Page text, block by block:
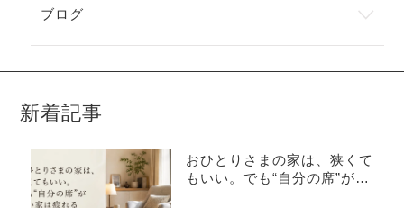
ブログ
新着記事
おひとりさまの家は、狭くて
もいい。でも“自分の席”がな